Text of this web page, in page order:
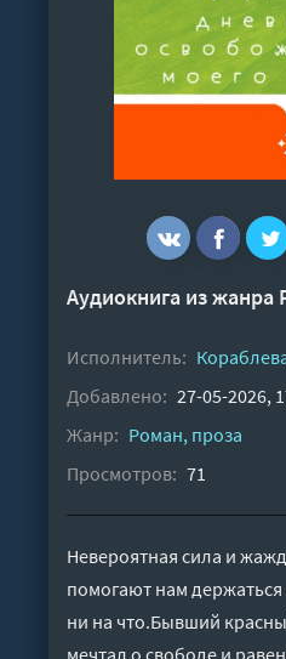
Аудиокнига из жанра
Исполнитель:
Добавлено: 27-05-2026,
Жанр: Роман, проза
Просмотров: 71
Невероятная сила и
помогают нам
ни на что.Бывший
мечтал о свободе и